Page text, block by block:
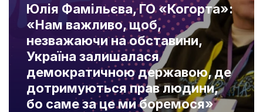
Юлія Фамільєва, ГО «Когорта»:
«Нам важливо, щоб,
незважаючи на обставини,
Україна залишалася
демократичною державою, де
дотримуються прав людини,
бо саме за це ми боремося»